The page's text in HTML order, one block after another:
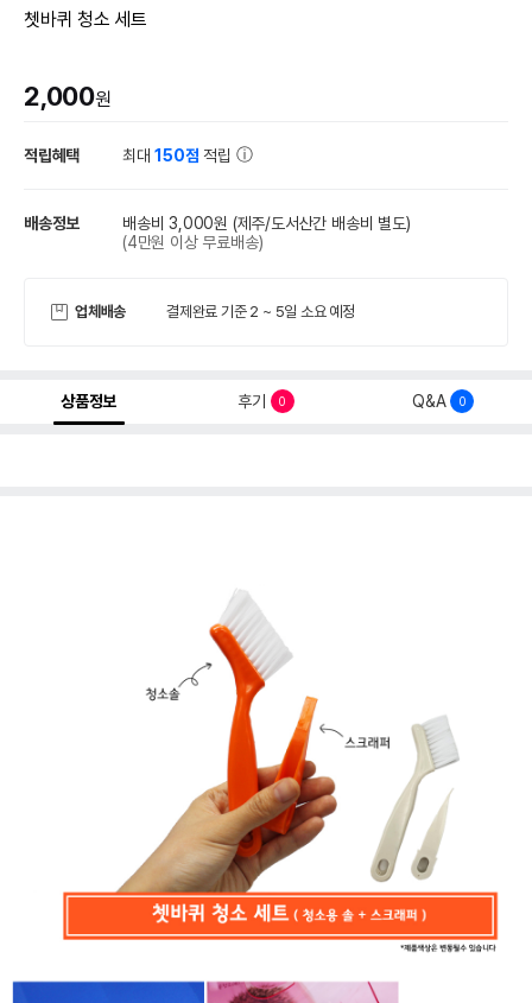
쳇바퀴 청소 세트
2,000원
적립혜택 최대150점 적립
배송정보 배송비 3,000원 (제주/도서산간 배송비 별도)
(4만원 이상 무료배송)
업체배송 결제완료 기준 2 ~ 5일 소요 예정
상품정보 후기 0 Q&A 0